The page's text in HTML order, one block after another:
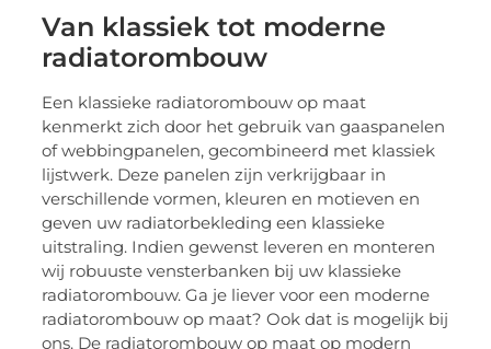
Van klassiek tot moderne
radiatorombouw
Een klassieke radiatorombouw op maat
kenmerkt zich door het gebruik van gaaspanelen
of webbingpanelen, gecombineerd met klassiek
lijstwerk. Deze panelen zijn verkrijgbaar in
verschillende vormen, kleuren en motieven en
geven uw radiatorbekleding een klassieke
uitstraling. Indien gewenst leveren en monteren
wij robuuste vensterbanken bij uw klassieke
radiatorombouw. Ga je liever voor een moderne
radiatorombouw op maat? Ook dat is mogelijk bij
ons. De radiatorombouw op maat op modern